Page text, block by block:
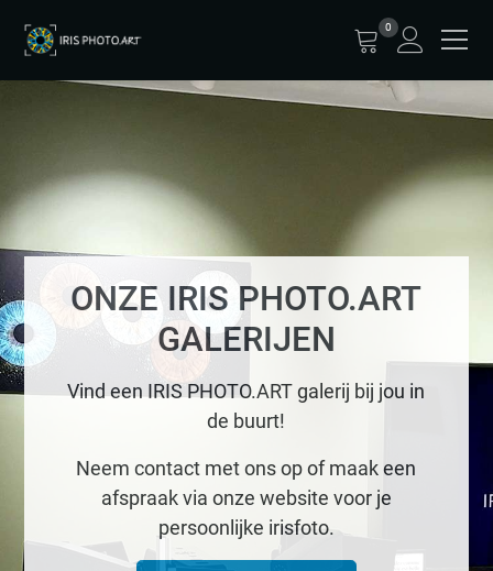
0
ONZE IRIS PHOTO.ART
GALERIJEN
Vind een IRIS PHOTO.ART galerij bij jou in
de buurt!
Neem contact met ons op of maak een
afspraak via onze website voor je
persoonlijke irisfoto.